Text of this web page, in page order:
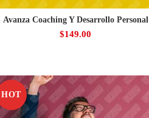
Avanza Coaching Y Desarrollo Personal
$149.00
HOT